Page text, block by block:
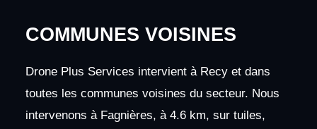
COMMUNES VOISINES
Drone Plus Services intervient à Recy et dans
toutes les communes voisines du secteur. Nous
intervenons à Fagnières, à 4.6 km, sur tuiles,